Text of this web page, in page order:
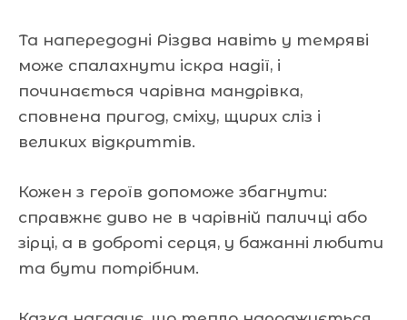
Та напередодні Різдва навіть у темряві
може спалахнути іскра надії, і
починається чарівна мандрівка,
сповнена пригод, сміху, щирих сліз і
великих відкриттів.
Кожен з героїв допоможе збагнути:
справжнє диво не в чарівній паличці або
зірці, а в доброті серця, у бажанні любити
та бути потрібним.